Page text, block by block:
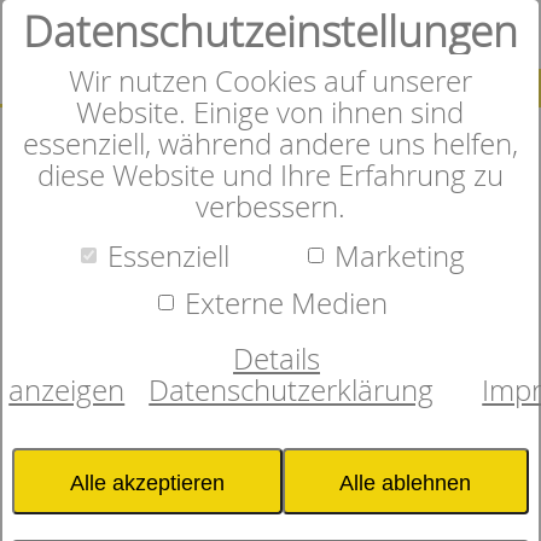
SUCHE
0
Datenschutzeinstellungen
Wir nutzen Cookies auf unserer
Website. Einige von ihnen sind
essenziell, während andere uns helfen,
diese Website und Ihre Erfahrung zu
verbessern.
Essenziell
Marketing
Externe Medien
Details
anzeigen
Datenschutzerklärung
Alle akzeptieren Alle ablehnen
Herzlich Willkommen im
Online-Shop
Sie sorgfältig ausgewählte
Matratzen, Bettwaren und